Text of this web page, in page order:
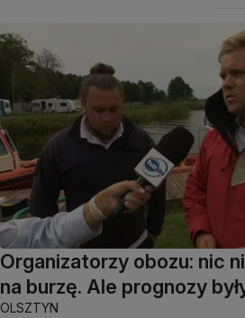
Organizatorzy obozu: nic
na burzę. Ale prognozy
OLSZTYN